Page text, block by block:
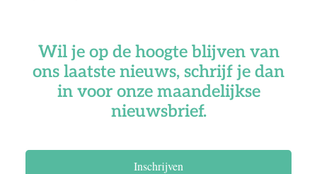
Wil je op de hoogte blijven van
ons laatste nieuws, schrijf je dan
in voor onze maandelijkse
nieuwsbrief.
Inschrijven